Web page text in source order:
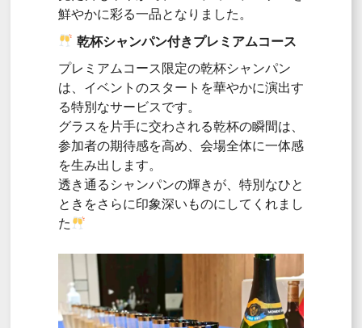
鮮やかに彩る一品となりました。
乾杯シャンパン付きプレミアムコース
プレミアムコース限定の乾杯シャンパン
は、イベントのスタートを華やかに演出す
る特別なサービスです。
グラスを片手に交わされる乾杯の瞬間は、
参加者の期待感を高め、会場全体に一体感
を生み出します。
透き通るシャンパンの輝きが、特別なひと
ときをさらに印象深いものにしてくれまし
た